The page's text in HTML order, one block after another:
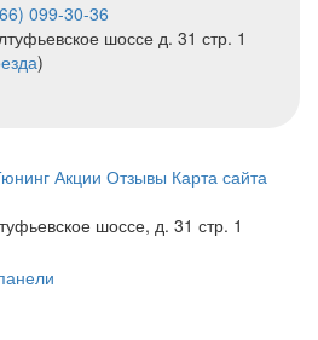
099-30-36
шоссе д. 31 стр. 1
)
Акции Отзывы Карта сайта
шоссе, д. 31 стр. 1